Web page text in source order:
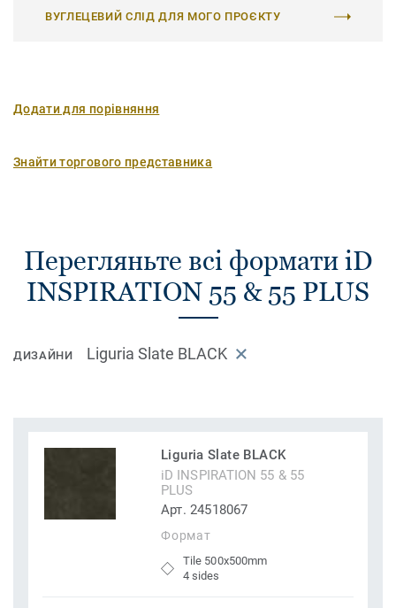
ВУГЛЕЦЕВИЙ СЛІД ДЛЯ МОГО ПРОЄКТУ
Додати для порівняння
Знайти торгового представника
Перегляньте всі формати iD
INSPIRATION 55 & 55 PLUS
ДИЗАЙНИ Liguria Slate BLACK
Liguria Slate BLACK
iD INSPIRATION 55 & 55
PLUS
Арт. 24518067
Формат
Tile 500x500mm
4 sides